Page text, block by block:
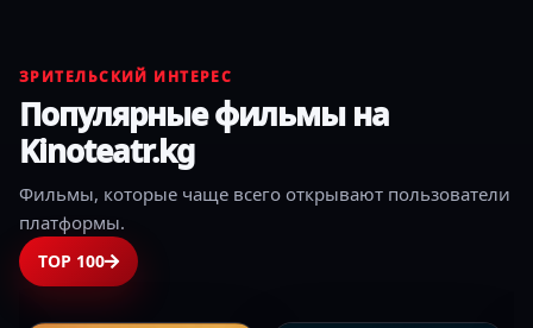
ЗРИТЕЛЬСКИЙ ИНТЕРЕС
Популярные фильмы на
Kinoteatr.kg
Фильмы, которые чаще всего открывают пользователи
платформы.
TOP 100